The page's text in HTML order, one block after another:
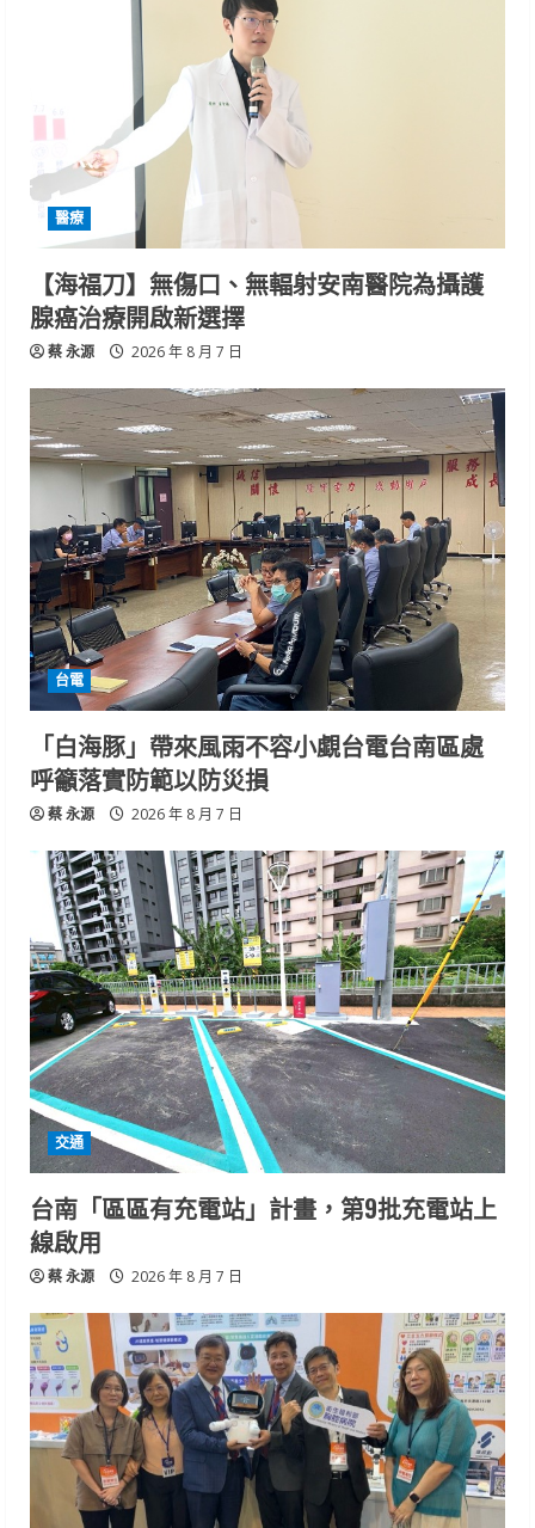
醫療
【海福刀】無傷口、無輻射安南醫院為攝護
腺癌治療開啟新選擇
蔡 永源 2026 年 8 月 7 日
台電
「白海豚」帶來風雨不容小覷台電台南區處
呼籲落實防範以防災損
蔡 永源 2026 年 8 月 7 日
交通
台南「區區有充電站」計畫，第9批充電站上
線啟用
蔡 永源 2026 年 8 月 7 日